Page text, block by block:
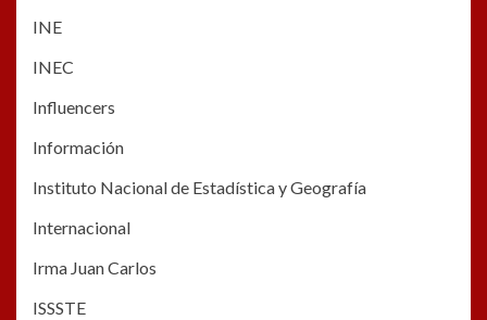
INE
INEC
Influencers
Información
Instituto Nacional de Estadística y Geografía
Internacional
Irma Juan Carlos
ISSSTE